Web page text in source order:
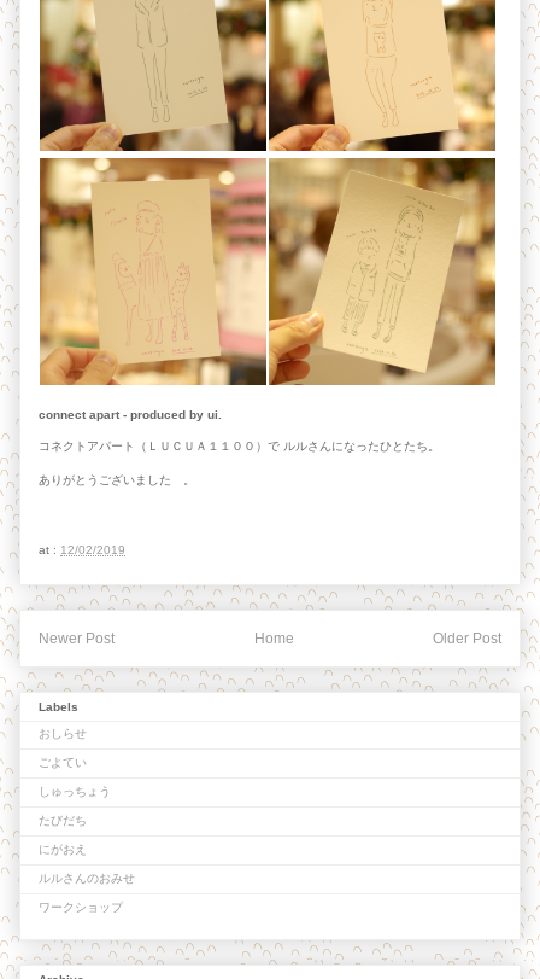
connect apart - produced by ui.
コネクトアパート（ＬＵＣＵＡ１１００）で ルルさんになったひとたち。
ありがとうございました 。
at : 12/02/2019
Newer Post Older Post
Home
Labels
おしらせ
ごよてい
しゅっちょう
たびだち
にがおえ
ルルさんのおみせ
ワークショップ